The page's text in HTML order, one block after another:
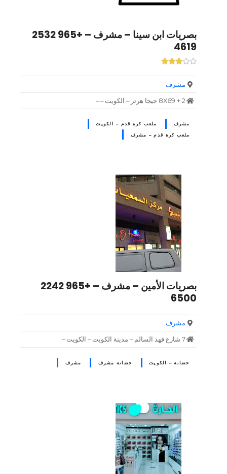
بصريات ابن سينا – مشرف – +965 2532
4619
مشرف
8X69 + 2 جيجا هرتز – الكويت – –
مشرف
ملعب كرة قدم – الكويت
ملعب كرة قدم – مشرف
بصريات الأمين – مشرف – +965 2242
6500
مشرف
7 شارع فهد السالم – مدينة الكويت – الكويت –
حضانة – الكويت حضانة مشرف مشرف